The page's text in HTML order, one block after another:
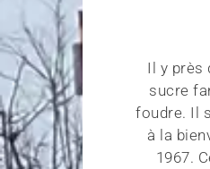
Il y près
sucre
foudre. Il
à la
1967.